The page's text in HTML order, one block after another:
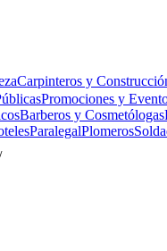
Carpinteros y
Promociones y
Barberos y Cosmetólogas
ParalegalPlomeros